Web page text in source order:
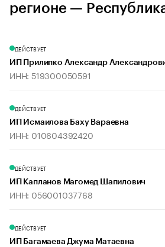
регионе —
ДЕЙСТВУЕТ
ИП Прилипко Александр
ИНН: 519300050591
ДЕЙСТВУЕТ
ИП Исмаилова Баху Вараевна
ИНН: 010604392420
ДЕЙСТВУЕТ
ИП Капланов Магомед Шапилович
ИНН: 056001037768
ДЕЙСТВУЕТ
ИП Багамаева Джума Матаевна